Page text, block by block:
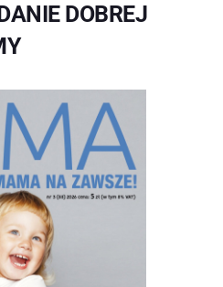
DOBREJ